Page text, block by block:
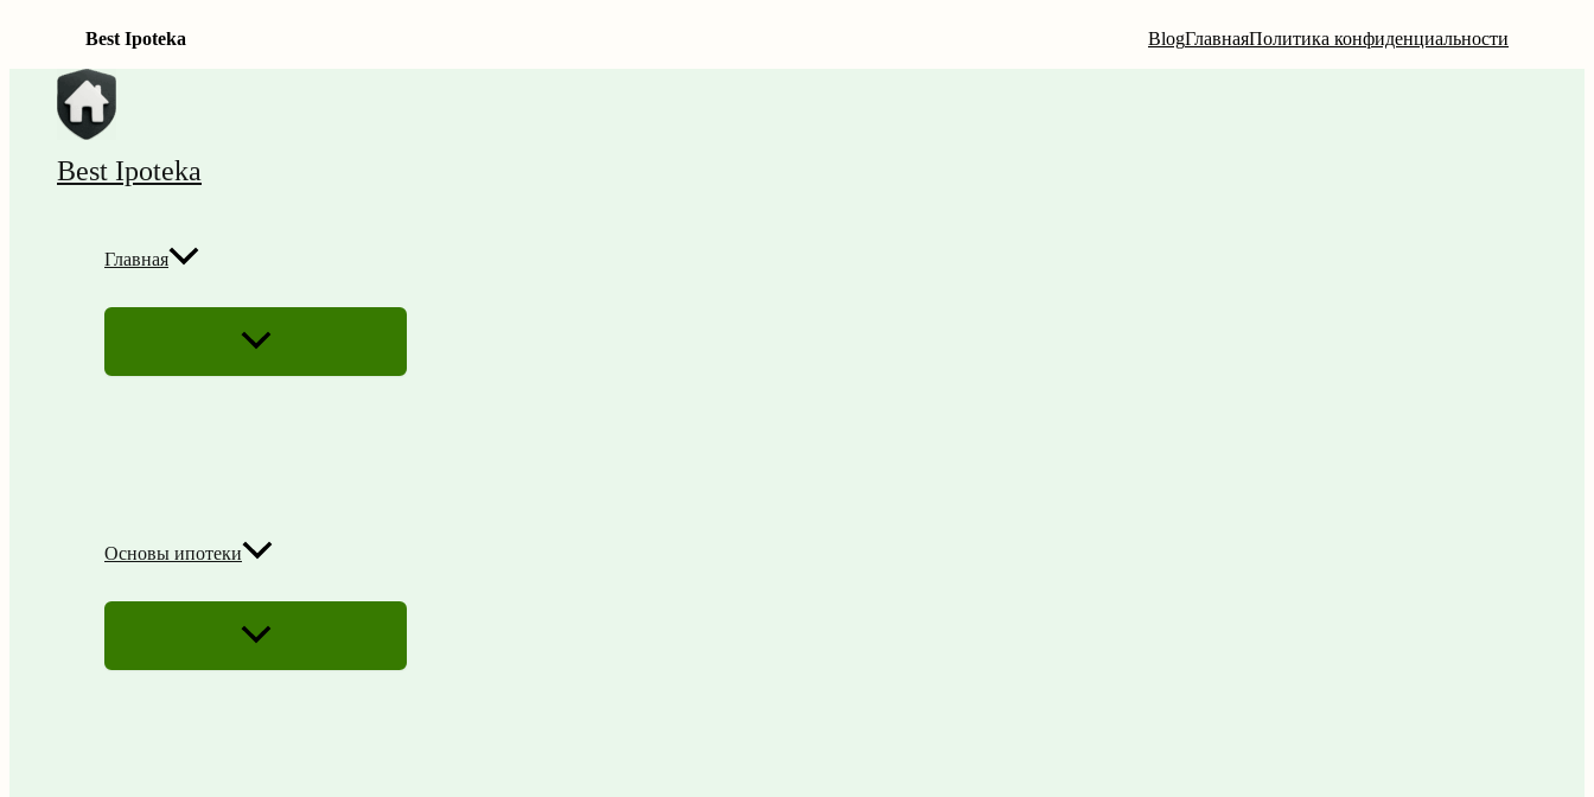
Best Ipoteka BlogГлавнаяПолитика конфиденциальности
Перейти
содержимому
Best Ipoteka
Главная
ПЕРЕКЛЮЧАТЕЛЬ
МЕНЮ
Основы ипотеки
ПЕРЕКЛЮЧАТЕЛЬ
МЕНЮ